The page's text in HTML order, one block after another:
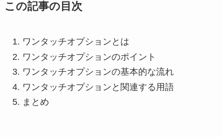
この記事の目次
ワンタッチオプションとは
ワンタッチオプションのポイント
ワンタッチオプションの基本的な流れ
ワンタッチオプションと関連する用語
まとめ